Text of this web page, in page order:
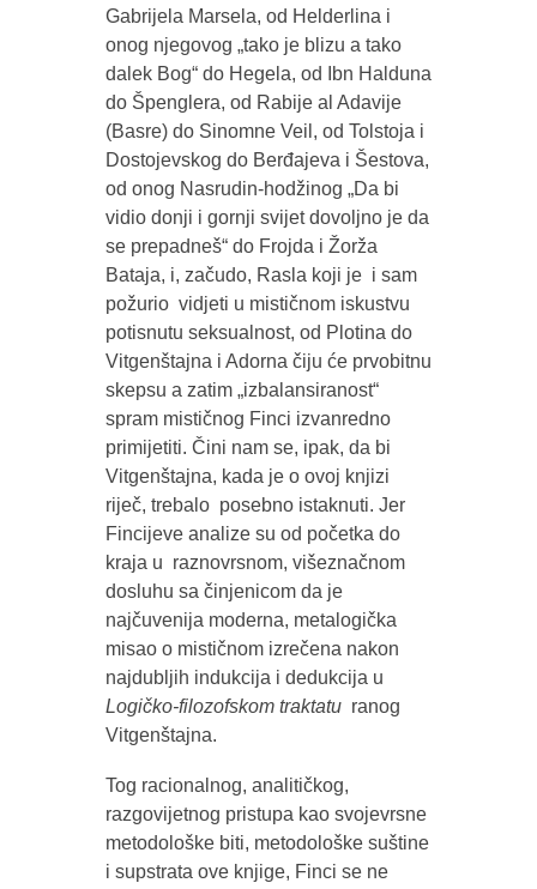
Gabrijela Marsela, od Helderlina i
onog njegovog „tako je blizu a tako
dalek Bog“ do Hegela, od Ibn Halduna
do Špenglera, od Rabije al Adavije
(Basre) do Sinomne Veil, od Tolstoja i
Dostojevskog do Berđajeva i Šestova,
od onog Nasrudin-hodžinog „Da bi
vidio donji i gornji svijet dovoljno je da
se prepadneš“ do Frojda i Žorža
Bataja, i, začudo, Rasla koji je i sam
požurio vidjeti u mističnom iskustvu
potisnutu seksualnost, od Plotina do
Vitgenštajna i Adorna čiju će prvobitnu
skepsu a zatim „izbalansiranost“
spram mističnog Finci izvanredno
primijetiti. Čini nam se, ipak, da bi
Vitgenštajna, kada je o ovoj knjizi
riječ, trebalo posebno istaknuti. Jer
Fincijeve analize su od početka do
kraja u raznovrsnom, višeznačnom
dosluhu sa činjenicom da je
najčuvenija moderna, metalogička
misao o mističnom izrečena nakon
najdubljih indukcija i dedukcija u
Logičko-filozofskom traktaturanog
Vitgenštajna.
Tog racionalnog, analitičkog,
razgovijetnog pristupa kao svojevrsne
metodološke biti, metodološke suštine
i supstrata ove knjige, Finci se ne